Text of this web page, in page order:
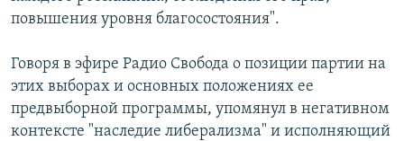
повышения уровня благосостояния".
Говоря в эфире Радио Свобода о позиции партии на
этих выборах и основных положениях ее
предвыборной программы, упомянул в негативном
контексте "наследие либерализма" и исполняющий